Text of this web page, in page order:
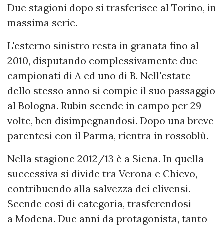
Due stagioni dopo si trasferisce al Torino, in
massima serie.
L'esterno sinistro resta in granata fino al
2010, disputando complessivamente due
campionati di A ed uno di B. Nell'estate
dello stesso anno si compie il suo passaggio
al Bologna. Rubin scende in campo per 29
volte, ben disimpegnandosi. Dopo una breve
parentesi con il Parma, rientra in rossoblù.
Nella stagione 2012/13 è a Siena. In quella
successiva si divide tra Verona e Chievo,
contribuendo alla salvezza dei clivensi.
Scende così di categoria, trasferendosi
a Modena. Due anni da protagonista, tanto